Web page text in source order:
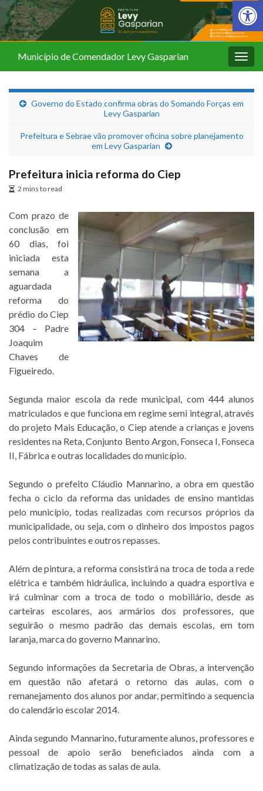
Barra de
Município de Comendador Levy Gasparian
Governo do Estado confirma obras do Somando Forças em
Levy Gasparian
Prefeitura e Sebrae vão promover oficina sobre planejamento
em Levy Gasparian
Prefeitura inicia reforma do Ciep
2 mins to read
Com prazo de
conclusão em
60 dias, foi
iniciada esta
semana a
aguardada
reforma do
prédio do Ciep
304 – Padre
Joaquim
Chaves de
Figueiredo.
Segunda maior escola da rede municipal, com 444 alunos
matriculados e que funciona em regime semi integral, através
do projeto Mais Educação, o Ciep atende a crianças e jovens
residentes na Reta, Conjunto Bento Argon, Fonseca I, Fonseca
II, Fábrica e outras localidades do município.
Segundo o prefeito Cláudio Mannarino, a obra em questão
fecha o ciclo da reforma das unidades de ensino mantidas
pelo município, todas realizadas com recursos próprios da
municipalidade, ou seja, com o dinheiro dos impostos pagos
pelos contribuintes e outros repasses.
Além de pintura, a reforma consistirá na troca de toda a rede
elétrica e também hidráulica, incluindo a quadra esportiva e
irá culminar com a troca de todo o mobiliário, desde as
carteiras escolares, aos armários dos professores, que
seguirão o mesmo padrão das demais escolas, em tom
laranja, marca do governo Mannarino.
Segundo informações da Secretaria de Obras, a intervenção
em questão não afetará o retorno das aulas, com o
remanejamento dos alunos por andar, permitindo a sequencia
do calendário escolar 2014.
Ainda segundo Mannarino, futuramente alunos, professores e
pessoal de apoio serão beneficiados ainda com a
climatização de todas as salas de aula.